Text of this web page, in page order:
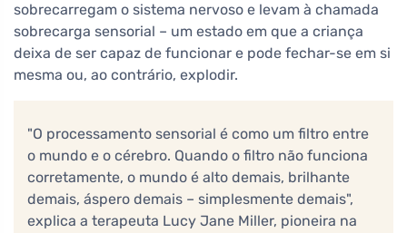
sobrecarregam o sistema nervoso e levam à chamada
sobrecarga sensorial – um estado em que a criança
deixa de ser capaz de funcionar e pode fechar-se em si
mesma ou, ao contrário, explodir.
"O processamento sensorial é como um filtro entre
o mundo e o cérebro. Quando o filtro não funciona
corretamente, o mundo é alto demais, brilhante
demais, áspero demais – simplesmente demais",
explica a terapeuta Lucy Jane Miller, pioneira na